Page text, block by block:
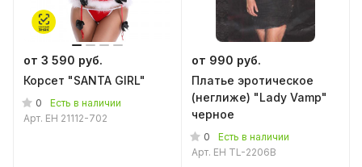
от 3 590 руб.
Корсет "SANTA GIRL"
0
Есть в наличии
Арт. EH 21112-702
от 990 руб.
Платье эротическое
(неглиже) "Lady Vamp"
черное
0
Есть в наличии
Арт. EH TL-2206B